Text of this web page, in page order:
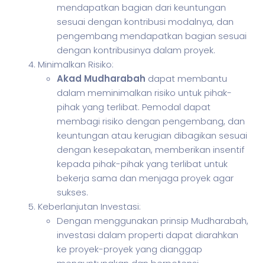
mendapatkan bagian dari keuntungan
sesuai dengan kontribusi modalnya, dan
pengembang mendapatkan bagian sesuai
dengan kontribusinya dalam proyek.
Minimalkan Risiko:
Akad Mudharabah dapat membantu
dalam meminimalkan risiko untuk pihak-
pihak yang terlibat. Pemodal dapat
membagi risiko dengan pengembang, dan
keuntungan atau kerugian dibagikan sesuai
dengan kesepakatan, memberikan insentif
kepada pihak-pihak yang terlibat untuk
bekerja sama dan menjaga proyek agar
sukses.
Keberlanjutan Investasi:
Dengan menggunakan prinsip Mudharabah,
investasi dalam properti dapat diarahkan
ke proyek-proyek yang dianggap